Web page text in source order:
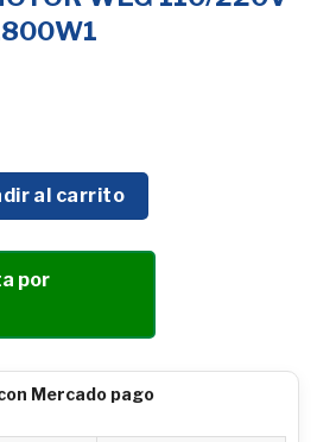
MAÍZ ELÉCTRICA MOTOR WEG
al carrito
por
Mercado pago